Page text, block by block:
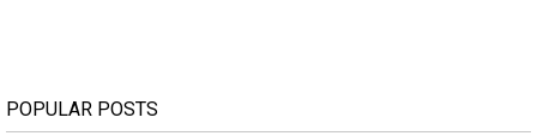
POPULAR POSTS